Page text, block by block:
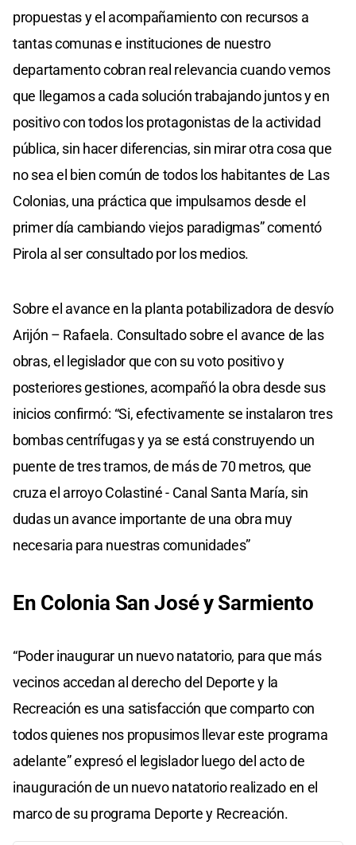
propuestas y el acompañamiento con recursos a
tantas comunas e instituciones de nuestro
departamento cobran real relevancia cuando vemos
que llegamos a cada solución trabajando juntos y en
positivo con todos los protagonistas de la actividad
pública, sin hacer diferencias, sin mirar otra cosa que
no sea el bien común de todos los habitantes de Las
Colonias, una práctica que impulsamos desde el
primer día cambiando viejos paradigmas” comentó
Pirola al ser consultado por los medios.
Sobre el avance en la planta potabilizadora de desvío
Arijón – Rafaela. Consultado sobre el avance de las
obras, el legislador que con su voto positivo y
posteriores gestiones, acompañó la obra desde sus
inicios confirmó: “Si, efectivamente se instalaron tres
bombas centrífugas y ya se está construyendo un
puente de tres tramos, de más de 70 metros, que
cruza el arroyo Colastiné - Canal Santa María, sin
dudas un avance importante de una obra muy
necesaria para nuestras comunidades”
En Colonia San José y Sarmiento
“Poder inaugurar un nuevo natatorio, para que más
vecinos accedan al derecho del Deporte y la
Recreación es una satisfacción que comparto con
todos quienes nos propusimos llevar este programa
adelante” expresó el legislador luego del acto de
inauguración de un nuevo natatorio realizado en el
marco de su programa Deporte y Recreación.